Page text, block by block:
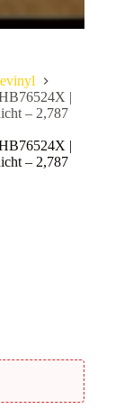
|
– 2,787
|
– 2,787